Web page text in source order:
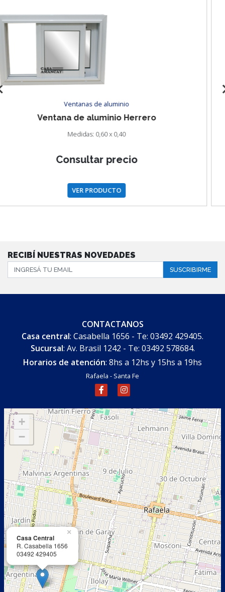
Puertas placas
Puerta placa de embutir
Medidas: 0,70/0,80 x 2,05.
Consultar precio
VER PRODUCTO
RECIBÍ NUESTRAS NOVEDADES
SUSCRIBIRME
CONTACTANOS
Casa central: Casabella 1656 - Te: 03492 429405.
Sucursal: Av. Brasil 1242 - Te: 03492 578684.
Horarios de atención: 8hs a 12hs y 15hs a 19hs
Rafaela - Santa Fe
Casa Central
R. Casabella 1656
03492 429405
×
+
−